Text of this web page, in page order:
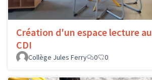
Création d'un espace lecture au
CDI
Collège Jules Ferry
0 0